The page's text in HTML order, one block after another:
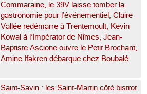
Commaraine, le 39V laisse tomber la
gastronomie pour l’événementiel, Claire
Vallée redémarre à Trentemoult, Kevin
Kowal à l’Impérator de Nîmes, Jean-
Baptiste Ascione ouvre le Petit Brochant,
Amine Ifakren débarque chez Boubalé
Saint-Savin : les Saint-Martin côté bistrot